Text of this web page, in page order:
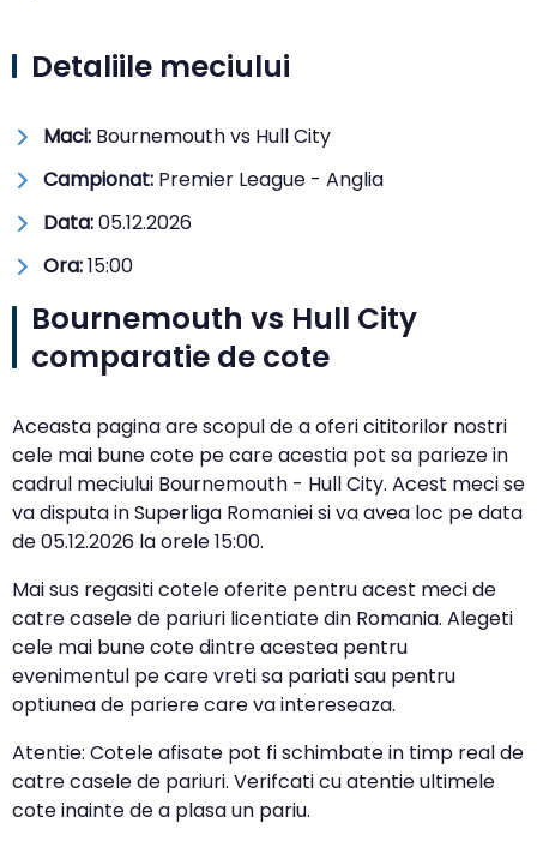
Detaliile meciului
Maci: Bournemouth vs Hull City
Campionat: Premier League - Anglia
Data:05.12.2026
Ora:15:00
Bournemouth vs Hull City
comparatie de cote
Aceasta pagina are scopul de a oferi cititorilor nostri
cele mai bune cote pe care acestia pot sa parieze in
cadrul meciului Bournemouth - Hull City. Acest meci se
va disputa in Superliga Romaniei si va avea loc pe data
de05.12.2026 la orele15:00.
Mai sus regasiti cotele oferite pentru acest meci de
catre casele de pariuri licentiate din Romania. Alegeti
cele mai bune cote dintre acestea pentru
evenimentul pe care vreti sa pariati sau pentru
optiunea de pariere care va intereseaza.
Atentie: Cotele afisate pot fi schimbate in timp real de
catre casele de pariuri. Verifcati cu atentie ultimele
cote inainte de a plasa un pariu.